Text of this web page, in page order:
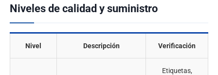
Niveles de calidad y suministro
Nivel Descripción Verificación
Etiquetas,